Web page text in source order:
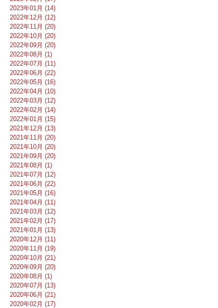
2023年01月 (14)
2022年12月 (12)
2022年11月 (20)
2022年10月 (20)
2022年09月 (20)
2022年08月 (1)
2022年07月 (11)
2022年06月 (22)
2022年05月 (16)
2022年04月 (10)
2022年03月 (12)
2022年02月 (14)
2022年01月 (15)
2021年12月 (13)
2021年11月 (20)
2021年10月 (20)
2021年09月 (20)
2021年08月 (1)
2021年07月 (12)
2021年06月 (22)
2021年05月 (16)
2021年04月 (11)
2021年03月 (12)
2021年02月 (17)
2021年01月 (13)
2020年12月 (11)
2020年11月 (19)
2020年10月 (21)
2020年09月 (20)
2020年08月 (1)
2020年07月 (13)
2020年06月 (21)
2020年02月 (17)